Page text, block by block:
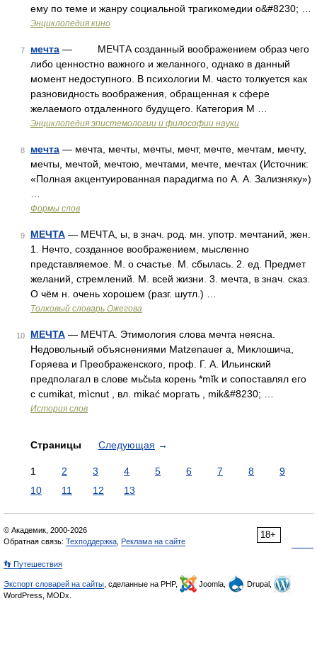
ему по теме и жанру социальной трагикомедии о&#8230; …
Энциклопедия кино
7 мечта — МЕЧТА созданный воображением образ чего
либо ценностно важного и желанного, однако в данный
момент недоступного. В психологии М. часто толкуется как
разновидность воображения, обращенная к сфере
желаемого отдаленного будущего. Категория М …
Энциклопедия эпистемологии и философии науки
8 мечта — мечта, мечты, мечты, мечт, мечте, мечтам, мечту,
мечты, мечтой, мечтою, мечтами, мечте, мечтах (Источник:
«Полная акцентуированная парадигма по А. А. Зализняку»)
Формы слов
9 МЕЧТА — МЕЧТА, ы, в знач. род. мн. употр. мечтаний, жен.
1. Нечто, созданное воображением, мысленно
представляемое. М. о счастье. М. сбылась. 2. ед. Предмет
желаний, стремлений. М. всей жизни. 3. мечта, в знач. сказ.
О чём н. очень хорошем (разг. шутл.) …
Толковый словарь Ожегова
10 МЕЧТА — МЕЧТА. Этимология слова мечта неясна.
Недовольный объяснениями Маtzenauer а, Миклошича,
Горяева и Преображенского, проф. Г. А. Ильинский
предполагал в слове мьčьta корень *mĭk и сопоставлял его
с cumikat, mìcnut , вл. mikać моргать , mik&#8230; …
История слов
Страницы Следующая →
1 2 3 4 5 6 7 8
9
10
11 12 13
18+
© Академик, 2000-2026
Обратная связь: Техподдержка Реклама на сайте
👣 Путешествия
Экспорт словарей на сайты , сделанные на PHP, Joomla,
Drupal,
WordPress, MODx.